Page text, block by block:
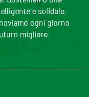
e solidale,
ogni giorno
migliore